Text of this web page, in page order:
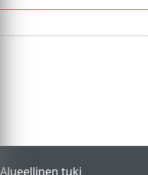
Alueellinen tuki